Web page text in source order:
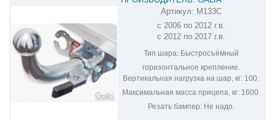
ОЦИНКОВАННЫЙ ФАРКОП НА MAZDA
CX-9 M133C
Артикул: M133C
с 2006 по 2012 г.в.
с 2012 по 2017 г.в.
Тип шара:Быстросъёмный
горизонтальное крепление.
Вертикальная нагрузка на шар, кг: 100.
Максимальная масса прицепа, кг:1600.
Резать бампер:Не надо.